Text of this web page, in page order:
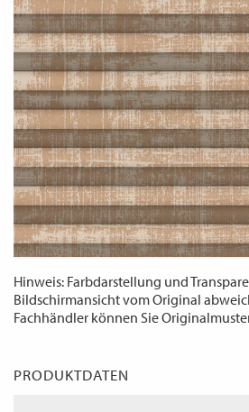
WECHSELN
DE
Hinweis: Farbdarstellung und
Bildschirmansicht vom Original
Fachhändler können Sie
PRODUKTDATEN